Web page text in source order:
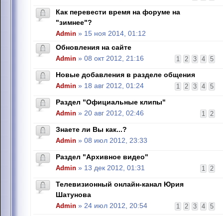
Как перевести время на форуме на
"зимнее"?
Admin » 15 ноя 2014, 01:12
Обновления на сайте
1 2 3 4 5
Admin » 08 окт 2012, 21:16
Новые добавления в разделе общения
1 2 3 4 5
Admin » 18 авг 2012, 01:24
Раздел "Официальные клипы"
1 2
Admin » 20 авг 2012, 02:46
Знаете ли Вы как...?
Admin » 08 июл 2012, 23:33
Раздел "Архивное видео"
1 2
Admin » 13 дек 2012, 01:31
Телевизионный онлайн-канал Юрия
Шатунова
1 2 3 4 5
Admin » 24 июл 2012, 20:54